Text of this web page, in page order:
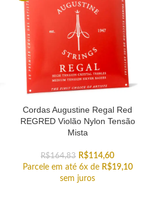
Cordas Augustine Regal Red
REGRED Violão Nylon Tensão
Mista
R$164,83 R$114,60
Parcele em até 6x de R$19,10
sem juros